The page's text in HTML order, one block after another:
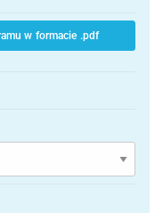
w formacie .pdf